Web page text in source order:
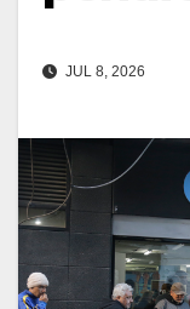
JUL 8, 2026